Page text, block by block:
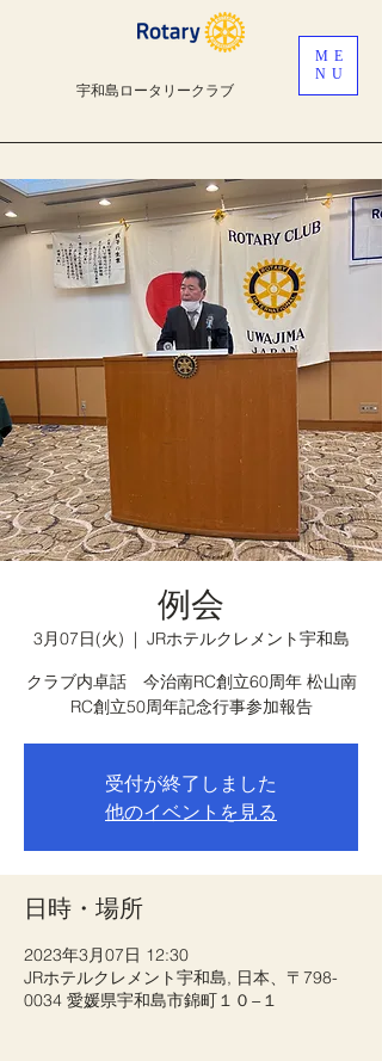
宇和島ロータリークラブ
ME
NU
例会
3月07日(火)
  |
JRホテルクレメント宇和島
クラブ内卓話 今治南RC創立60周年 松山南
RC創立50周年記念行事参加報告
受付が終了しました
他のイベントを見る
日時・場所
2023年3月07日 12:30
JRホテルクレメント宇和島, 日本、〒798-
0034 愛媛県宇和島市錦町１０−１